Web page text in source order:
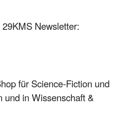
Newsletter:
für Science-Fiction und
und in Wissenschaft &